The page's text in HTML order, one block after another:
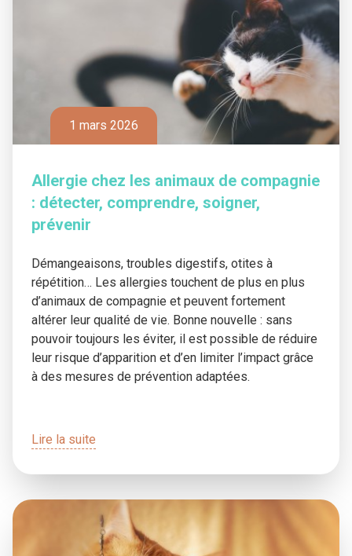
1 mars 2026
Allergie chez les animaux de compagnie
: détecter, comprendre, soigner,
prévenir
Démangeaisons, troubles digestifs, otites à
répétition… Les allergies touchent de plus en plus
d’animaux de compagnie et peuvent fortement
altérer leur qualité de vie. Bonne nouvelle : sans
pouvoir toujours les éviter, il est possible de réduire
leur risque d’apparition et d’en limiter l’impact grâce
à des mesures de prévention adaptées.
Lire la suite